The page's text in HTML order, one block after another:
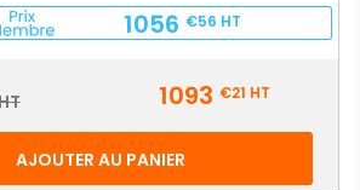
1056 €56 HT
1093 €21 HT
AJOUTER AU PANIER